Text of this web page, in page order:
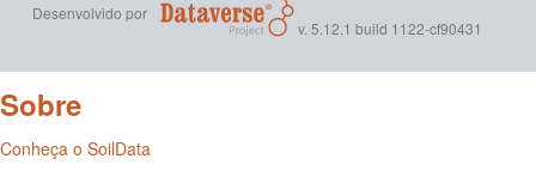
Desenvolvido por
v. 5.12.1 build 1122-cf90431
Sobre
Conheça o SoilData